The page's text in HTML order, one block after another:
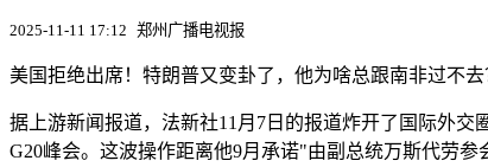
2025-11-11 17:12 郑州广播电视报
美国拒绝出席！特朗普又变卦了，他为啥总跟南非过不
据上游新闻报道，法新社11月7日的报道炸开了国际外
G20峰会。这波操作距离他9月承诺"由副总统万斯代劳